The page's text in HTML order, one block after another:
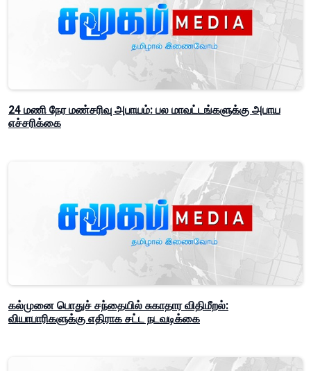
24 மணி நேர மண்சரிவு அபாயம்: பல மாவட்டங்களுக்கு அபாய
எச்சரிக்கை
கல்முனை பொதுச் சந்தையில் சுகாதார விதிமீறல்:
வியாபாரிகளுக்கு எதிராக சட்ட நடவடிக்கை